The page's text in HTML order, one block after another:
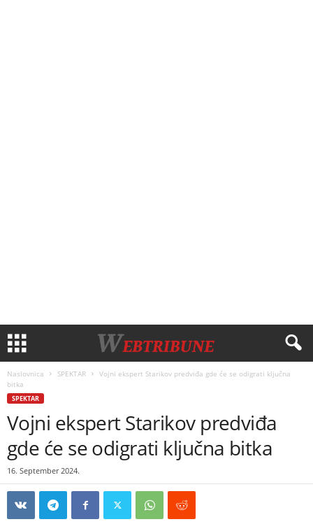
Naslovnica SPEKTAR
Vojni ekspert Starikov predviđa gde će se odigrati ključna
bitka
SPEKTAR
Vojni ekspert Starikov predviđa
gde će se odigrati ključna bitka
16. September 2024.